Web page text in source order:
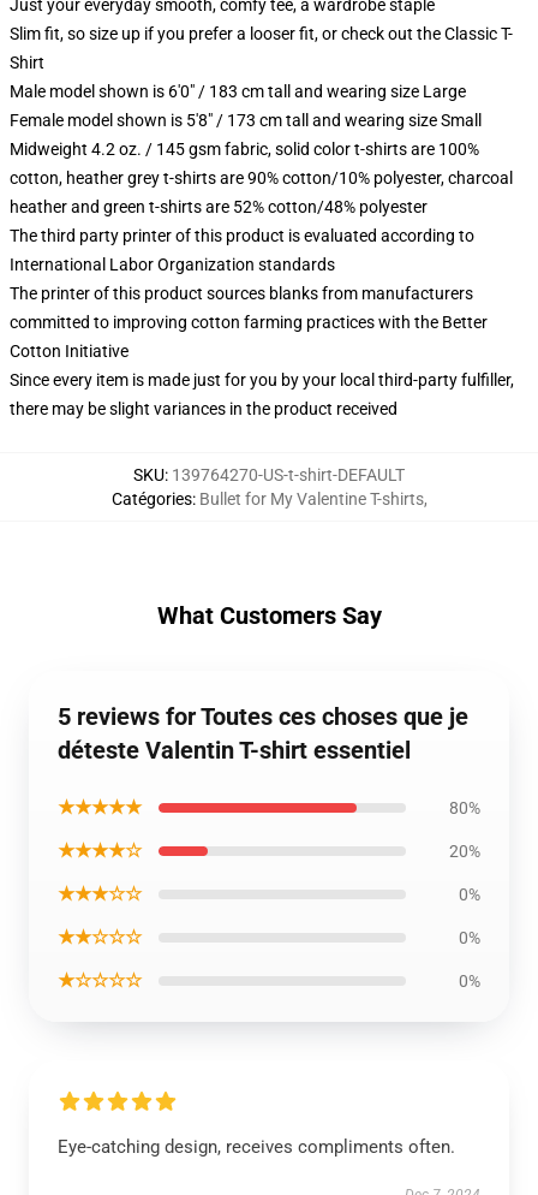
Just your everyday smooth, comfy tee, a wardrobe staple
Slim fit, so size up if you prefer a looser fit, or check out the Classic T-
Shirt
Male model shown is 6'0" / 183 cm tall and wearing size Large
Female model shown is 5'8" / 173 cm tall and wearing size Small
Midweight 4.2 oz. / 145 gsm fabric, solid color t-shirts are 100%
cotton, heather grey t-shirts are 90% cotton/10% polyester, charcoal
heather and green t-shirts are 52% cotton/48% polyester
The third party printer of this product is evaluated according to
International Labor Organization standards
The printer of this product sources blanks from manufacturers
committed to improving cotton farming practices with the Better
Cotton Initiative
Since every item is made just for you by your local third-party fulfiller,
there may be slight variances in the product received
SKU: 139764270-US-t-shirt-DEFAULT
Catégories: Bullet for My Valentine T-shirts,
What Customers Say
5 reviews for Toutes ces choses que je
déteste Valentin T-shirt essentiel
★★★★★ 80%
★★★★☆ 20%
★★★☆☆ 0%
★★☆☆☆ 0%
★☆☆☆☆ 0%
Eye-catching design, receives compliments often.